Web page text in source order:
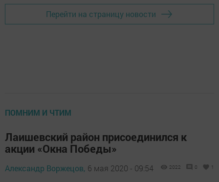
Перейти на страницу новости
ПОМНИМ И ЧТИМ
Лаишевский район присоединился к
акции «Окна Победы»
Александр Воржецов, 6 мая 2020 - 09:54 2022 0 1